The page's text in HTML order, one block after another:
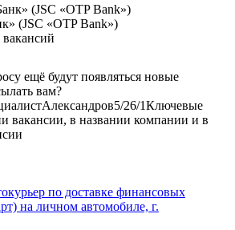
(JSC «OTP Bank»)
ещё будут появляться новые
вам?
Александров5/26/1Ключевые
вакансии, в названии компании и в
по доставке финансовых
на личном автомобиле, г.